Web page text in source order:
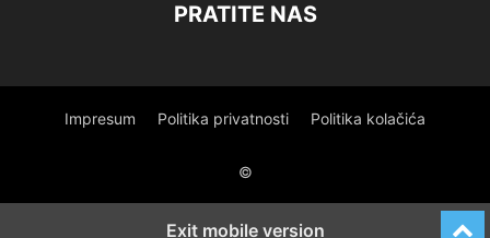
PRATITE NAS
Impresum Politika privatnosti Politika kolačića
©
Exit mobile version